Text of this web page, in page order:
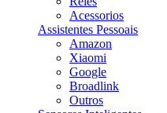
Acessorios
Assistentes Pessoais
Amazon
Xiaomi
Google
Broadlink
Outros